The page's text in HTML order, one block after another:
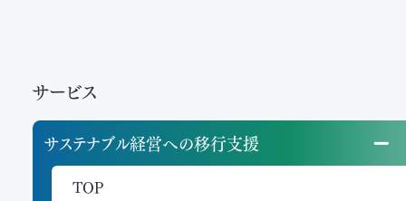
サービス
サステナブル経営への移行支援
TOP